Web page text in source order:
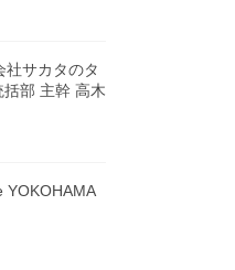
社サカタのタ
部 主幹 高木
YOKOHAMA